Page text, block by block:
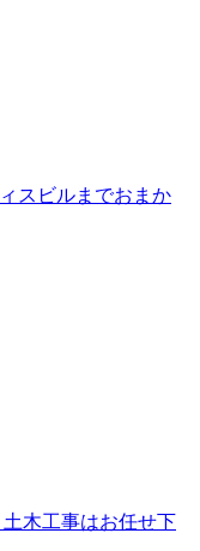
スビルまでおまか
木工事はお任せ下